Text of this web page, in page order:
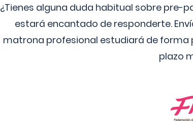
¿Tienes alguna duda habitual sobre
estará encantado de responderte.
matrona profesional estudiará de forma
plazo